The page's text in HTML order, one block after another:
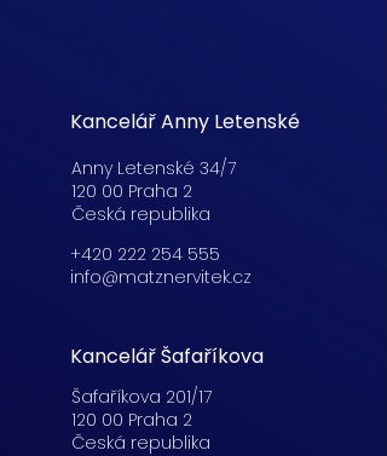
Kancelář Anny Letenské
Anny Letenské 34/7
120 00 Praha 2
Česká republika
+420 222 254 555
info@matznervitek.cz
Kancelář Šafaříkova
Šafaříkova 201/17
120 00 Praha 2
Česká republika